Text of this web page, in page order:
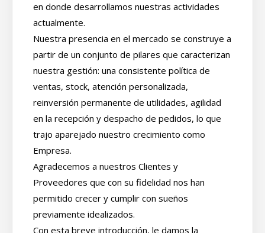
en donde desarrollamos nuestras actividades
actualmente.
Nuestra presencia en el mercado se construye a
partir de un conjunto de pilares que caracterizan
nuestra gestión: una consistente política de
ventas, stock, atención personalizada,
reinversión permanente de utilidades, agilidad
en la recepción y despacho de pedidos, lo que
trajo aparejado nuestro crecimiento como
Empresa.
Agradecemos a nuestros Clientes y
Proveedores que con su fidelidad nos han
permitido crecer y cumplir con sueños
previamente idealizados.
Con esta breve introducción, le damos la